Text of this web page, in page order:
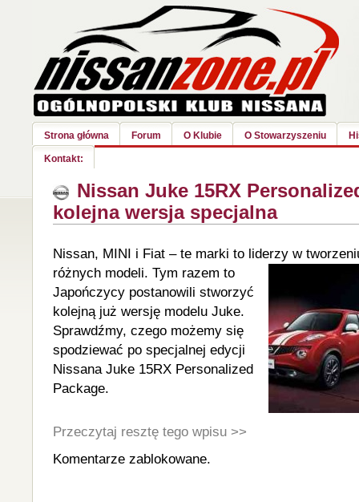
Strona główna Forum O Klubie O Stowarzyszeniu
Kontakt:
Nissan Juke 15RX
kolejna wersja specjalna
Nissan, MINI i Fiat – te marki to liderzy w
różnych modeli. Tym razem to
Japończycy postanowili stworzyć
kolejną już wersję modelu Juke.
Sprawdźmy, czego możemy się
spodziewać po specjalnej edycji
Nissana Juke 15RX Personalized
Package.
Przeczytaj resztę tego wpisu >>
Komentarze zablokowane.